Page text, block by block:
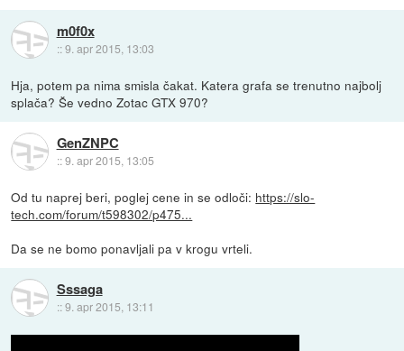
m0f0x
::9. apr 2015, 13:03
Hja, potem pa nima smisla čakat. Katera grafa se trenutno najbolj
splača? Še vedno Zotac GTX 970?
GenZNPC
::9. apr 2015, 13:05
Od tu naprej beri, poglej cene in se odloči: https://slo-
tech.com/forum/t598302/p475...
Da se ne bomo ponavljali pa v krogu vrteli.
Sssaga
::9. apr 2015, 13:11